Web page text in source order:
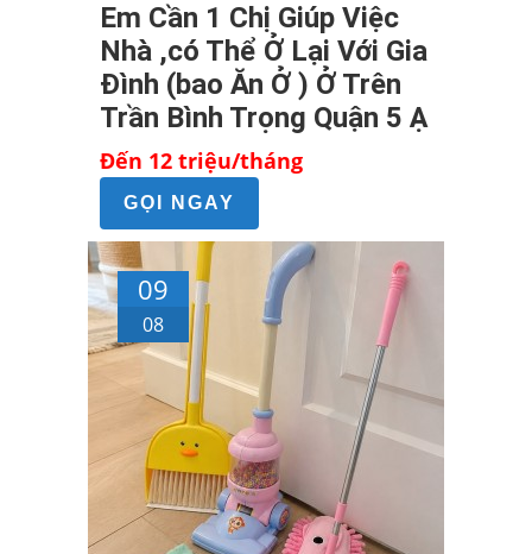
Em Cần 1 Chị Giúp Việc
Nhà ,có Thể Ở Lại Với Gia
Đình (bao Ăn Ở ) Ở Trên
Trần Bình Trọng Quận 5 Ạ
Đến 12 triệu/tháng
GỌI NGAY
09
08